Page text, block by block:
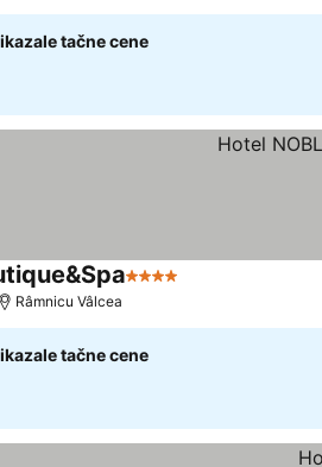
tačne cene
4 Zvezdice
Râmnicu Vâlcea
tačne cene